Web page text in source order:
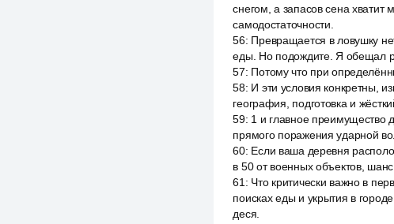
снегом, а запасов сена
самодостаточности.
56: Превращается в ловушку
еды. Но подождите. Я обещал
57: Потому что при
58: И эти условия конкретны,
география, подготовка и
59: 1 и главное преимущество
прямого поражения ударной
60: Если ваша деревня
в 50 от военных объектов,
61 : Что критически важно в
поисках еды и укрытия в
деся.